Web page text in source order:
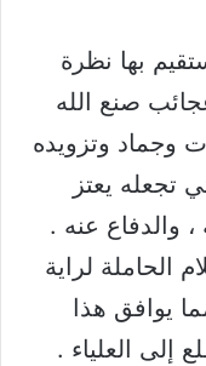
بها نظرة
صنع الله
وجماد وتزويده
تجعله يعتز
، والدفاع عنه .
الحاملة لراية
يوافق هذا
إلى العلياء .